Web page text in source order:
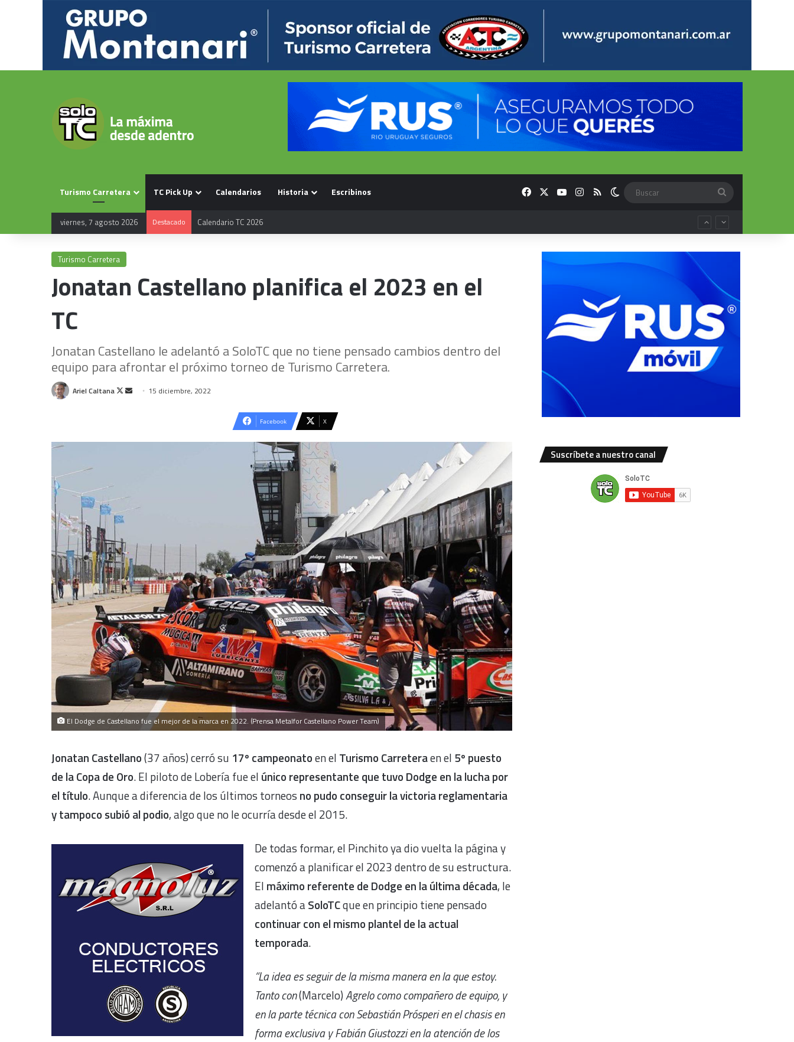
Turismo Carretera TC Pick Up Calendarios Historia Escribinos FacebookYouTubeInstagram
RSS Switch skin
viernes, 7 agosto 2026 Destacado Calendario TC 2026
Turismo Carretera
Jonatan Castellano planifica el 2023 en el
TC
Jonatan Castellano le adelantó a SoloTC que no tiene pensado cambios dentro del
equipo para afrontar el próximo torneo de Turismo Carretera.
Ariel Caltana
Follow
Send 15 diciembre, 2022
Facebook X
El Dodge de Castellano fue el mejor de la marca en 2022. (Prensa Metalfor Castellano Power Team)
Jonatan Castellano(37 años) cerró su 17º campeonatoen el Turismo Carreteraen el 5º puesto
de la Copa de Oro. El piloto de Lobería fue el único representante que tuvo Dodge en la lucha por
el título. Aunque a diferencia de los últimos torneos no pudo conseguir la victoria reglamentaria
y tampoco subió al podio, algo que no le ocurría desde el 2015.
De todas formar, el Pinchito ya dio vuelta la página y
comenzó a planificar el 2023 dentro de su estructura.
El máximo referente de Dodge en la última década, le
adelantó aSoloTCque en principio tiene pensado
continuar con el mismo plantel de la actual
temporada.
“La idea es seguir de la misma manera en la que estoy.
Tanto con(Marcelo)Agrelo como compañero de equipo, y
en la parte técnica con Sebastián Prósperi en el chasis en
forma exclusiva y Fabián Giustozzi en la atención de los
Suscríbete a nuestro canal